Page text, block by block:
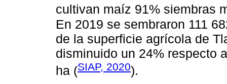
cultivan maíz 91% siembras
En 2019 se sembraron 111
de la superficie agrícola de
disminuido un 24% respecto
ha (SIAP, 2020).